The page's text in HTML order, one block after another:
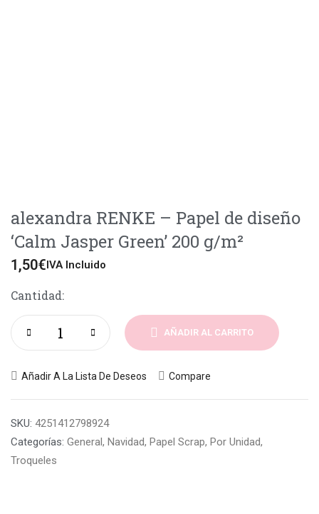
alexandra RENKE – Papel de diseño
‘Calm Jasper Green’ 200 g/m²
1,50€IVA Incluido
Cantidad:
AÑADIR AL CARRITO
Añadir A La Lista De Deseos Compare
SKU: 4251412798924
Categorías: General, Navidad, Papel Scrap, Por Unidad,
Troqueles